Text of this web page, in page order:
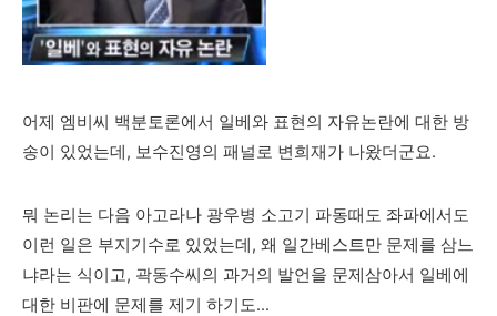
어제 엠비씨 백분토론에서 일베와 표현의 자유논란에 대한 방
송이 있었는데, 보수진영의 패널로 변희재가 나왔더군요.
뭐 논리는 다음 아고라나 광우병 소고기 파동때도 좌파에서도
이런 일은 부지기수로 있었는데, 왜 일간베스트만 문제를 삼느
냐라는 식이고, 곽동수씨의 과거의 발언을 문제삼아서 일베에
대한 비판에 문제를 제기 하기도...